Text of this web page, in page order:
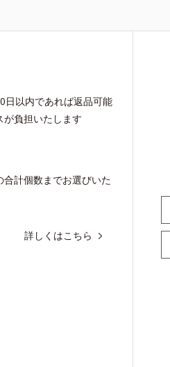
日以内であれば返品可能
負担いたします
計個数までお選びいた
詳しくはこちら